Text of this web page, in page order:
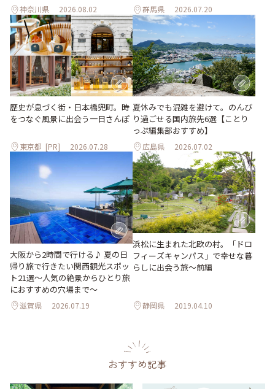
神奈川県 2026.08.02 群馬県 2026.07.20
歴史が息づく街・日本橋兜町。時
をつなぐ風景に出会う一日さんぽ
東京都 [PR] 2026.07.28
夏休みでも混雑を避けて。のんび
り過ごせる国内旅先6選【ことり
っぷ編集部おすすめ】
広島県 2026.07.02
大阪から2時間で行ける♪ 夏の日
帰り旅で行きたい関西観光スポッ
ト21選～人気の絶景からひとり旅
におすすめの穴場まで～
滋賀県 2026.07.19
浜松に生まれた北欧の村。「ドロ
フィーズキャンパス」で幸せな暮
らしに出会う旅～前編
静岡県 2019.04.10
おすすめ記事